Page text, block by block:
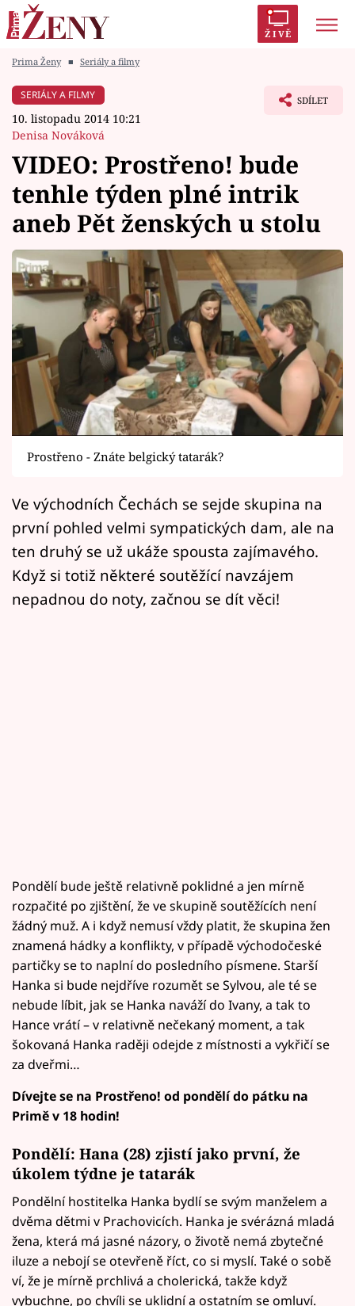
ŽIVĚ
Módní alarm
Témata
Celebrity
Vztahy
Seriály
Horoskopy
Sledujte prima+
Filmový festival Karlovy Vary
Mámy sobě
Přihlášení
Prima Ženy ■ Seriály a filmy
SERIÁLY A FILMY
10. listopadu 2014 10:21
Denisa Nováková
SDÍLET
VIDEO: Prostřeno! bude
tenhle týden plné intrik
aneb Pět ženských u stolu
Prostřeno - Znáte belgický tatarák?
Ve východních Čechách se sejde skupina na
první pohled velmi sympatických dam, ale na
ten druhý se už ukáže spousta zajímavého.
Když si totiž některé soutěžící navzájem
nepadnou do noty, začnou se dít věci!
Pondělí bude ještě relativně poklidné a jen mírně
rozpačité po zjištění, že ve skupině soutěžících není
žádný muž. A i když nemusí vždy platit, že skupina žen
znamená hádky a konflikty, v případě východočeské
partičky se to naplní do posledního písmene. Starší
Hanka si bude nejdříve rozumět se Sylvou, ale té se
nebude líbit, jak se Hanka naváží do Ivany, a tak to
Hance vrátí – v relativně nečekaný moment, a tak
šokovaná Hanka raději odejde z místnosti a vykřičí se
za dveřmi…
Dívejte se na Prostřeno! od pondělí do pátku na
Primě v 18 hodin!
Pondělí: Hana (28) zjistí jako první, že
úkolem týdne je tatarák
Pondělní hostitelka Hanka bydlí se svým manželem a
dvěma dětmi v Prachovicích. Hanka je svérázná mladá
žena, která má jasné názory, o životě nemá zbytečné
iluze a nebojí se otevřeně říct, co si myslí. Také o sobě
ví, že je mírně prchlivá a cholerická, takže když
vybuchne, po chvíli se uklidní a ostatním se omluví.